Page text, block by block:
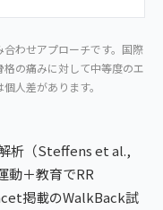
わせアプローチです。国際
の痛みに対して中等度のエ
人差があります。
析（Steffens et al.,
動＋教育でRR
掲載のWalkBack試